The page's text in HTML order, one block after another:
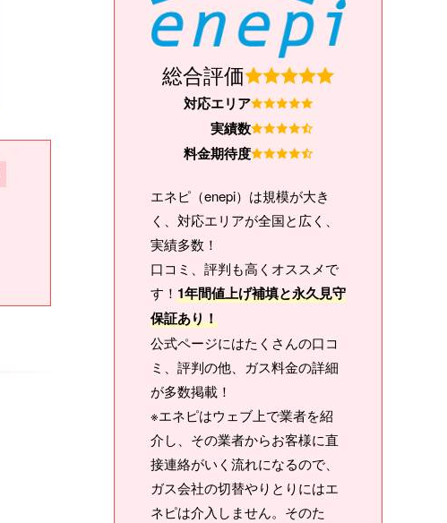
総合評価
対応エリア
実績数
料金期待度
エネピ（enepi）は規模が大き
く、対応エリアが全国と広く、
実績多数！
口コミ、評判も高くオススメで
す！ 1年間値上げ補填と永久見守
保証あり！
公式ページにはたくさんの口コ
ミ、評判の他、ガス料金の詳細
が多数掲載！
※エネピはウェブ上で業者を紹
介し、その業者からお客様に直
接連絡がいく流れになるので、
ガス会社の切替やりとりにはエ
ネピは介入しません。そのた